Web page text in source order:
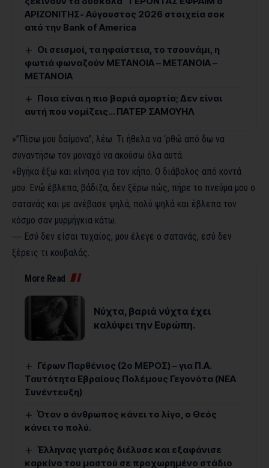
ΑΡΙΖΟΝΙΤΗΣ- Αύγουστος 2026 στοιχεία σοκ
από την Bank of America
Οι σεισμοί, τα ηφαίστεια, το τσουνάμι, η
φωτιά φωναζούν ΜΕΤΑΝΟΙΑ – ΜΕΤΑΝΟΙΑ –
ΜΕΤΑΝΟΙΑ
Ποια είναι η πιο βαριά αμαρτία; Δεν είναι
αυτή που νομίζεις… ΠΑΤΕΡ ΣΑΜΟΥΗΛ
»”Πίσω μου δαίμονα”, λέω. Τι ήθελα να ‘ρθώ από δω να
συναντήσω τον μοναχό να ακούσω όλα αυτά.
»Βγήκα έξω και κίνησα για τον κήπο. Ο διάβολος από κοντά
μου. Ενώ έβλεπα, βάδιζα, δεν ξέρω πώς, πήρε το πνεύμα μου ο
σατανάς και με ανέβασε ψηλά, πολύ ψηλά και έβλεπα τον
κόσμο σαν μυρμήγκια κάτω.
― Εσύ δεν είσαι τυχαίος, μου έλεγε ο σατανάς, εσύ δεν
ξέρεις τι κουβαλάς.
More Read
Νύχτα, βαριά νύχτα έχει
καλύψει την Ευρώπη.
Γέρων Παρθένιος (2ο ΜΕΡΟΣ) – για Π.Α.
Ταυτότητα Εβραίους Πολέμους Γεγονότα (ΝΕΑ
Συνέντευξη)
Όταν ο άνθρωπος κάνει το λίγο, ο Θεός
κάνει το πολύ.
Έλληνας γιατρός διέλυσε και εξαφάνισε
καρκίνο του μαστού σε προχωρημένο στάδιο